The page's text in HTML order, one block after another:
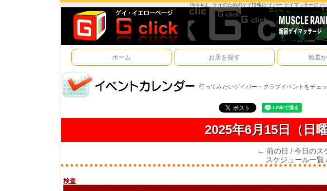
Gclickは、ゲイのためのゲイ情報(ゲイバー ゲイマッサージ
ホーム お店を探す 地図
行ってみたいゲイバー・クラブイベントをチェ
2025年6月15日（日
← 前の日 / 今日のス
スケジュール一覧
検査